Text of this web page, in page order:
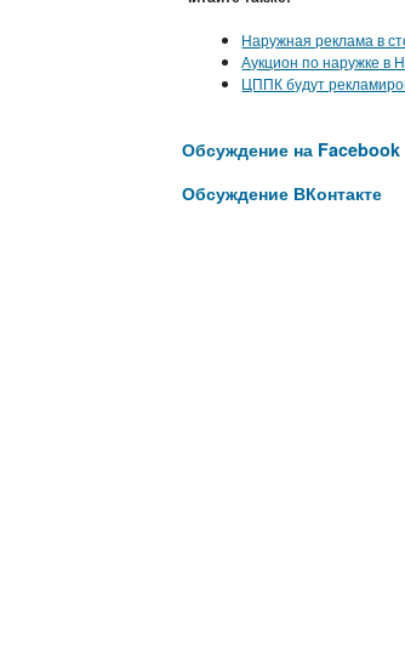
Наружная реклама в
Аукцион по наружке в
ЦППК будут
Обсуждение на Facebook
Обсуждение ВКонтакте